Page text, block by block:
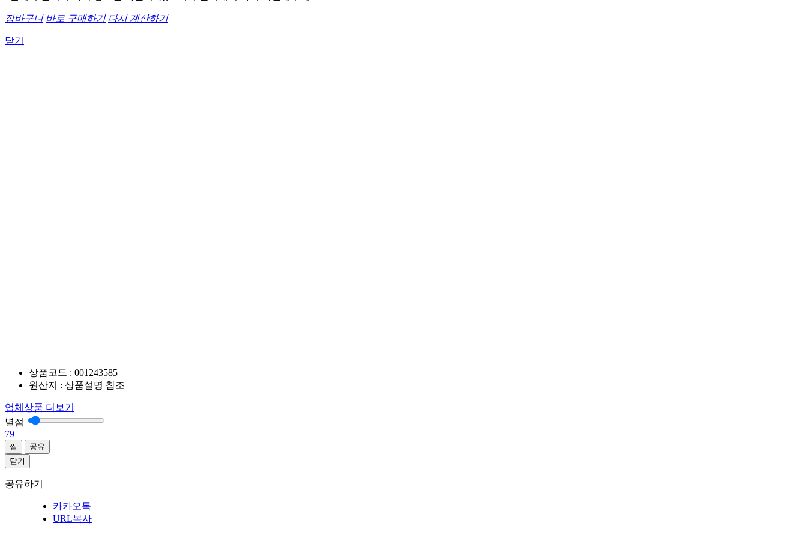
장바구니 바로 구매하기 다시 계산하기
닫기
상품코드 : 001243585
원산지 : 상품설명 참조
업체상품 더보기
별점
79
찜
공유
닫기
공유하기
카카오톡
URL복사